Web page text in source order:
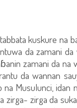
kuskure na
da zamani da
zamani da na
da wannan
Musulunci, idan
zirga- zirga da